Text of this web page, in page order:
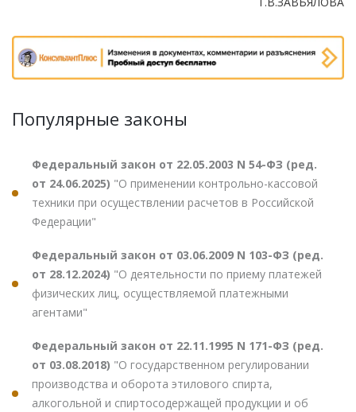
Популярные законы
Федеральный закон от 22.05.2003 N 54-ФЗ (ред.
от 24.06.2025) "О применении контрольно-кассовой
техники при осуществлении расчетов в Российской
Федерации"
Федеральный закон от 03.06.2009 N 103-ФЗ (ред.
от 28.12.2024) "О деятельности по приему платежей
физических лиц, осуществляемой платежными
агентами"
Федеральный закон от 22.11.1995 N 171-ФЗ (ред.
от 03.08.2018) "О государственном регулировании
производства и оборота этилового спирта,
алкогольной и спиртосодержащей продукции и об